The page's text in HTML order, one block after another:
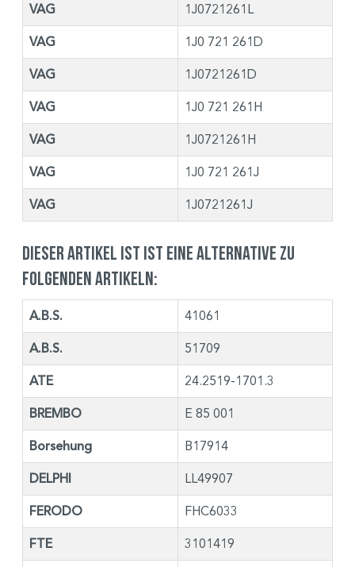
VAG 1J0721261L
VAG 1J0 721 261D
VAG 1J0721261D
VAG 1J0 721 261H
VAG 1J0721261H
VAG 1J0 721 261J
VAG 1J0721261J
Dieser Artikel ist ist eine Alternative zu
folgenden Artikeln:
A.B.S. 41061
A.B.S. 51709
ATE 24.2519-1701.3
BREMBO E 85 001
Borsehung B17914
DELPHI LL49907
FERODO FHC6033
FTE 3101419